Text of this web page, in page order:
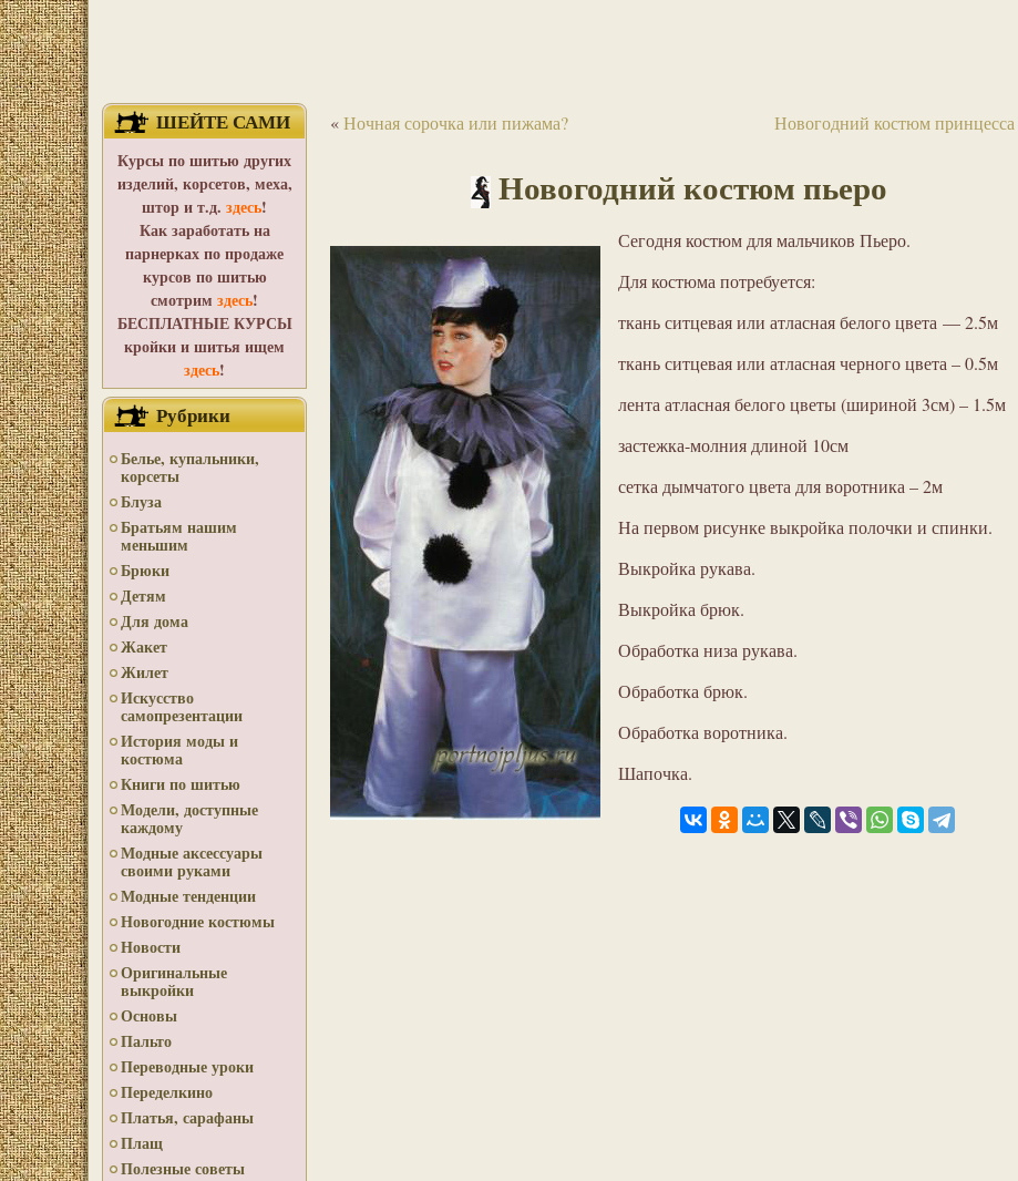
ШЕЙТЕ САМИ
Курсы по шитью других
изделий, корсетов, меха,
штор и т.д. здесь!
Как заработать на
парнерках по продаже
курсов по шитью
смотрим здесь!
БЕСПЛАТНЫЕ КУРСЫ
кройки и шитья ищем
здесь!
Рубрики
Белье, купальники,
корсеты
Блуза
Братьям нашим
меньшим
Брюки
Детям
Для дома
Жакет
Жилет
Искусство
самопрезентации
История моды и
костюма
Книги по шитью
Модели, доступные
каждому
Модные аксессуары
своими руками
Модные тенденции
Новогодние костюмы
Новости
Оригинальные
выкройки
Основы
Пальто
Переводные уроки
Переделкино
Платья, сарафаны
Плащ
Полезные советы
«Ночная сорочка или пижама? Новогодний костюм принцесса
Новогодний костюм пьеро
Сегодня костюм для мальчиков Пьеро.
Для костюма потребуется:
ткань ситцевая или атласная белого цвета — 2.5м
ткань ситцевая или атласная черного цвета – 0.5м
лента атласная белого цветы (шириной 3см) – 1.5м
застежка-молния длиной 10см
сетка дымчатого цвета для воротника – 2м
На первом рисунке выкройка полочки и спинки.
Выкройка рукава.
Выкройка брюк.
Обработка низа рукава.
Обработка брюк.
Обработка воротника.
Шапочка.